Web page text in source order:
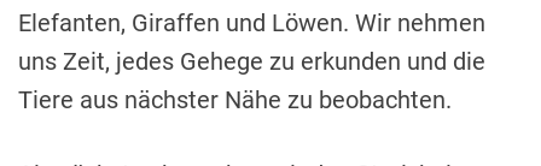
Elefanten, Giraffen und Löwen. Wir nehmen
uns Zeit, jedes Gehege zu erkunden und die
Tiere aus nächster Nähe zu beobachten.